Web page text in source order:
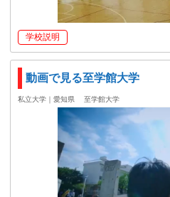
学校説明
動画で見る至学館大学
私立大学｜愛知県 至学館大学